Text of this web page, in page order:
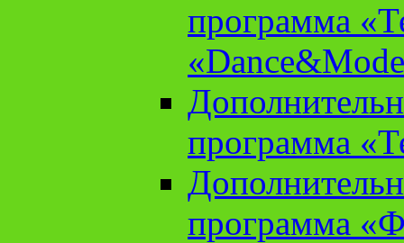
программа
программа
программа